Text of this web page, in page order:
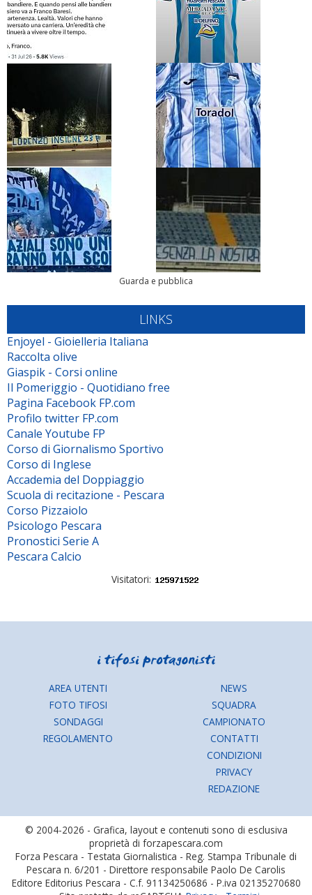
Guarda e pubblica
LINKS
Enjoyel - Gioielleria Italiana
Raccolta olive
Giaspik - Corsi online
Il Pomeriggio - Quotidiano free
Pagina Facebook FP.com
Profilo twitter FP.com
Canale Youtube FP
Corso di Giornalismo Sportivo
Corso di Inglese
Accademia del Doppiaggio
Scuola di recitazione - Pescara
Corso Pizzaiolo
Psicologo Pescara
Pronostici Serie A
Pescara Calcio
Visitatori:
AREA UTENTI
FOTO TIFOSI
SONDAGGI
REGOLAMENTO
NEWS
SQUADRA
CAMPIONATO
CONTATTI
CONDIZIONI
PRIVACY
REDAZIONE
© 2004-2026 - Grafica, layout e contenuti sono di esclusiva
proprietà di forzapescara.com
Forza Pescara - Testata Giornalistica - Reg. Stampa Tribunale di
Pescara n. 6/201 - Direttore responsabile Paolo De Carolis
Editore Editorius Pescara - C.f. 91134250686 - P.iva 02135270680